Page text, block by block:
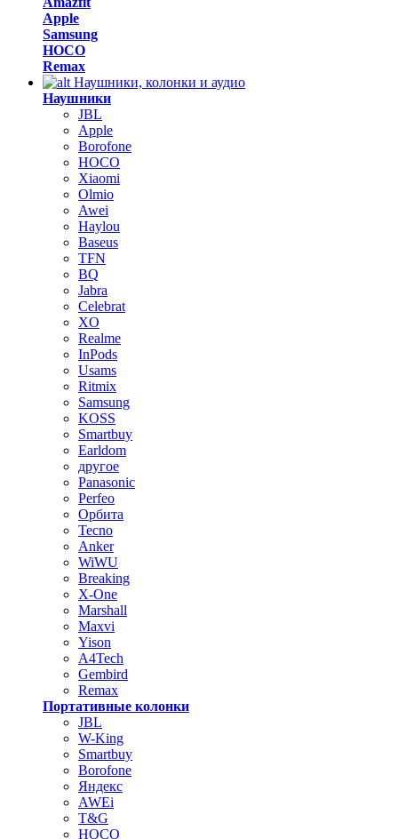
Apple
Samsung
HOCO
Remax
Наушники, колонки и аудио
Наушники
JBL
Apple
Borofone
HOCO
Xiaomi
Olmio
Awei
Haylou
Baseus
TFN
BQ
Jabra
Celebrat
XO
Realme
InPods
Usams
Ritmix
Samsung
KOSS
Smartbuy
Earldom
другое
Panasonic
Perfeo
Орбита
Tecno
Anker
WiWU
Breaking
X-One
Marshall
Maxvi
Yison
A4Tech
Gembird
Remax
Портативные колонки
JBL
W-King
Smartbuy
Borofone
Яндекс
AWEi
T&G
HOCO